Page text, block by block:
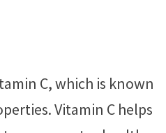
C, which is known
Vitamin C helps